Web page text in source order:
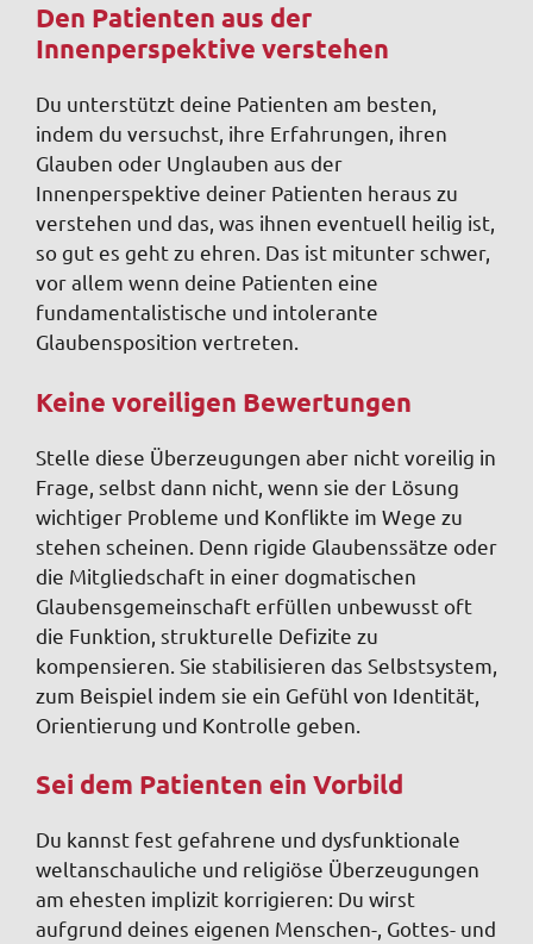
Den Patienten aus der
Innenperspektive verstehen
Du unterstützt deine Patienten am besten,
indem du versuchst, ihre Erfahrungen, ihren
Glauben oder Unglauben aus der
Innenperspektive deiner Patienten heraus zu
verstehen und das, was ihnen eventuell heilig ist,
so gut es geht zu ehren. Das ist mitunter schwer,
vor allem wenn deine Patienten eine
fundamentalistische und intolerante
Glaubensposition vertreten.
Keine voreiligen Bewertungen
Stelle diese Überzeugungen aber nicht voreilig in
Frage, selbst dann nicht, wenn sie der Lösung
wichtiger Probleme und Konflikte im Wege zu
stehen scheinen. Denn rigide Glaubenssätze oder
die Mitgliedschaft in einer dogmatischen
Glaubensgemeinschaft erfüllen unbewusst oft
die Funktion, strukturelle Defizite zu
kompensieren. Sie stabilisieren das Selbstsystem,
zum Beispiel indem sie ein Gefühl von Identität,
Orientierung und Kontrolle geben.
Sei dem Patienten ein Vorbild
Du kannst fest gefahrene und dysfunktionale
weltanschauliche und religiöse Überzeugungen
am ehesten implizit korrigieren: Du wirst
aufgrund deines eigenen Menschen-, Gottes- und